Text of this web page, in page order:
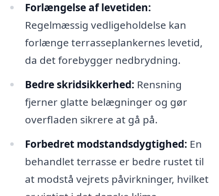
Forlængelse af levetiden:
Regelmæssig vedligeholdelse kan
forlænge terrasseplankernes levetid,
da det forebygger nedbrydning.
Bedre skridsikkerhed: Rensning
fjerner glatte belægninger og gør
overfladen sikrere at gå på.
Forbedret modstandsdygtighed: En
behandlet terrasse er bedre rustet til
at modstå vejrets påvirkninger, hvilket